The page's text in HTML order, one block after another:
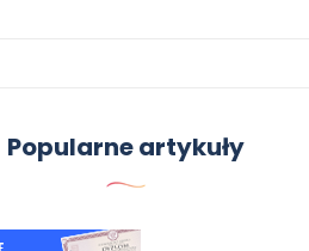
Popularne artykuły